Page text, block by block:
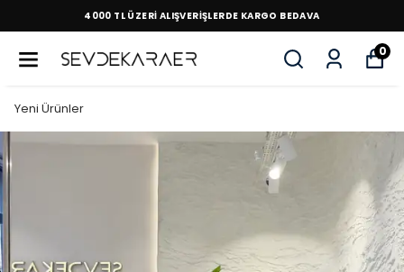
4000 TL ÜZERİ ALIŞVERİŞLERDE KARGO BEDAVA
0
Yeni Ürünler